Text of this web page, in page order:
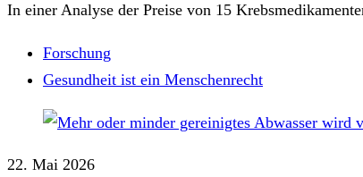
In einer Analyse der Preise von 15
Forschung
Gesundheit ist ein Menschenrecht
22. Mai 2026